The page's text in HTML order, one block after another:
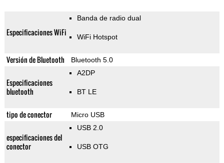
Especificaciones WiFi
Banda de radio dual
WiFi Hotspot
Versión de Bluetooth Bluetooth 5.0
Especificaciones
bluetooth
A2DP
BT LE
tipo de conector Micro USB
especificaciones del
conector
USB 2.0
USB OTG